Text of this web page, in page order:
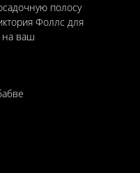
полосу
Фоллс для
на ваш